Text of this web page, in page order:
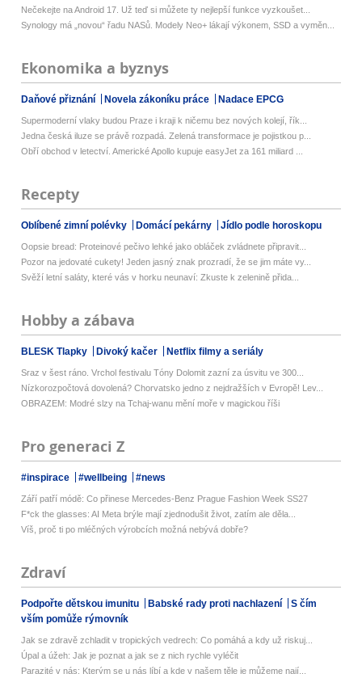
Nečekejte na Android 17. Už teď si můžete ty nejlepší funkce vyzkoušet...
Synology má „novou“ řadu NASů. Modely Neo+ lákají výkonem, SSD a vyměn...
Ekonomika a byznys
Daňové přiznání Novela zákoníku práce Nadace EPCG
Supermoderní vlaky budou Praze i kraji k ničemu bez nových kolejí, řík...
Jedna česká iluze se právě rozpadá. Zelená transformace je pojistkou p...
Obří obchod v letectví. Americké Apollo kupuje easyJet za 161 miliard ...
Recepty
Oblíbené zimní polévky Domácí pekárny Jídlo podle horoskopu
Oopsie bread: Proteinové pečivo lehké jako obláček zvládnete připravit...
Pozor na jedovaté cukety! Jeden jasný znak prozradí, že se jim máte vy...
Svěží letní saláty, které vás v horku neunaví: Zkuste k zelenině přida...
Hobby a zábava
BLESK Tlapky Divoký kačer Netflix filmy a seriály
Sraz v šest ráno. Vrchol festivalu Tóny Dolomit zazní za úsvitu ve 300...
Nízkorozpočtová dovolená? Chorvatsko jedno z nejdražších v Evropě! Lev...
OBRAZEM: Modré slzy na Tchaj-wanu mění moře v magickou říši
Pro generaci Z
#inspirace #wellbeing #news
Září patří módě: Co přinese Mercedes-Benz Prague Fashion Week SS27
F*ck the glasses: AI Meta brýle mají zjednodušit život, zatím ale děla...
Víš, proč ti po mléčných výrobcích možná nebývá dobře?
Zdraví
Podpořte dětskou imunitu Babské rady proti nachlazení
S čím
vším pomůže rýmovník
Jak se zdravě zchladit v tropických vedrech: Co pomáhá a kdy už riskuj...
Úpal a úžeh: Jak je poznat a jak se z nich rychle vyléčit
Parazité v nás: Kterým se u nás líbí a kde v našem těle je můžeme nají...